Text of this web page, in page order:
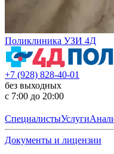
Поликлиника УЗИ 4Д
+7 (928) 828-40-01
без выходных
с 7:00 до 20:00
СпециалистыУслуги
Документы и лицензии